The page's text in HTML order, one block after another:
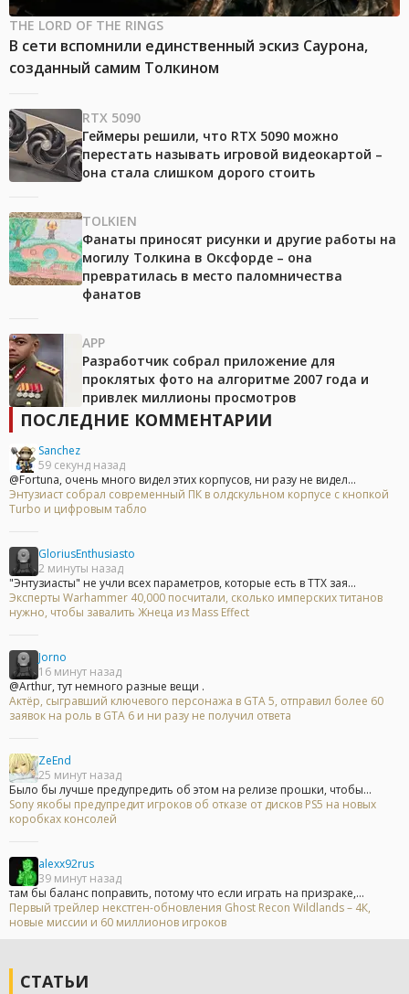
THE LORD OF THE RINGS
В сети вспомнили единственный эскиз Саурона,
созданный самим Толкином
RTX 5090
Геймеры решили, что RTX 5090 можно
перестать называть игровой видеокартой –
она стала слишком дорого стоить
TOLKIEN
Фанаты приносят рисунки и другие работы на
могилу Толкина в Оксфорде – она
превратилась в место паломничества
фанатов
APP
Разработчик собрал приложение для
проклятых фото на алгоритме 2007 года и
привлек миллионы просмотров
ПОСЛЕДНИЕ КОММЕНТАРИИ
Sanchez
59 секунд назад
@Fortuna, очень много видел этих корпусов, ни разу не видел...
Энтузиаст собрал современный ПК в олдскульном корпусе с кнопкой
Turbo и цифровым табло
GloriusEnthusiasto
2 минуты назад
"Энтузиасты" не учли всех параметров, которые есть в ТТХ зая...
Эксперты Warhammer 40,000 посчитали, сколько имперских титанов
нужно, чтобы завалить Жнеца из Mass Effect
Jorno
16 минут назад
@Arthur, тут немного разные вещи .
Актёр, сыгравший ключевого персонажа в GTA 5, отправил более 60
заявок на роль в GTA 6 и ни разу не получил ответа
ZeEnd
25 минут назад
Было бы лучше предупредить об этом на релизе прошки, чтобы...
Sony якобы предупредит игроков об отказе от дисков PS5 на новых
коробках консолей
alexx92rus
39 минут назад
там бы баланс поправить, потому что если играть на призраке,...
Первый трейлер некстген-обновления Ghost Recon Wildlands – 4К,
новые миссии и 60 миллионов игроков
СТАТЬИ